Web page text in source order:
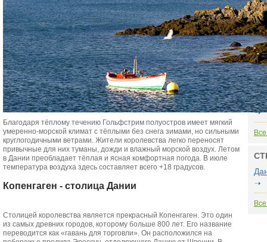
Благодаря тёплому течению Гольфстрим полуостров имеет мягкий
умеренно-морской климат с тёплыми без снега зимами, но сильными
круглогодичными ветрами. Жители королевства легко переносят
привычные для них туманы, дожди и влажный морской воздух. Летом
в Дании преобладает тёплая и ясная комфортная погода. В июле
температура воздуха здесь составляет всего +18 градусов.
Копенгаген - столица Дании
Столицей королевства является прекрасный Копенгаген. Это один
из самых древних городов, которому больше 800 лет. Его название
переводится как «гавань для торговли». Он расположился на
Все